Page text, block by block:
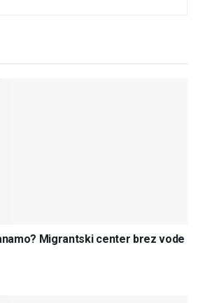
Migrantski center brez vode